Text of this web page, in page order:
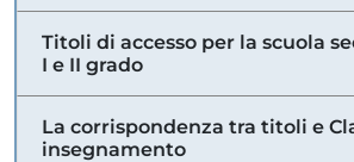
Titoli di accesso per la scuola
I e II grado
La corrispondenza tra titoli e
insegnamento